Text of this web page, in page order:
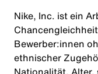
Nike, Inc. ist ein
Bewerber:innen
ethnischer